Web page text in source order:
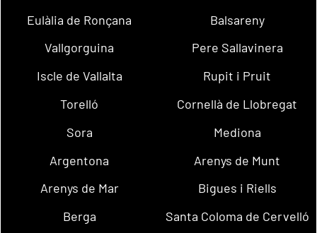
Eulàlia de Ronçana
Balsareny
Vallgorguina
Pere Sallavinera
Iscle de Vallalta
Rupit i Pruit
Torelló
Cornellà de Llobregat
Sora
Mediona
Argentona
Arenys de Munt
Arenys de Mar
Bigues i Riells
Berga
Santa Coloma de Cervelló